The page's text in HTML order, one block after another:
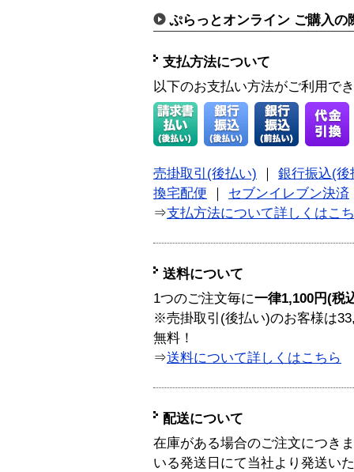
ぷらっとオンライン ご購入の
支払方法について
以下のお支払い方法がご利用で
売掛取引(後払い)
銀行振込(後
換宅配便
セブンイレブン決済
⇒支払方法について詳しくはこ
送料について
1つのご注文毎に一律1,100円(税
※売掛取引(後払い)のお客様は
無料！
⇒送料について詳しくはこちら
配送について
在庫がある場合のご注文につき
いる発送日にて当社より発送い